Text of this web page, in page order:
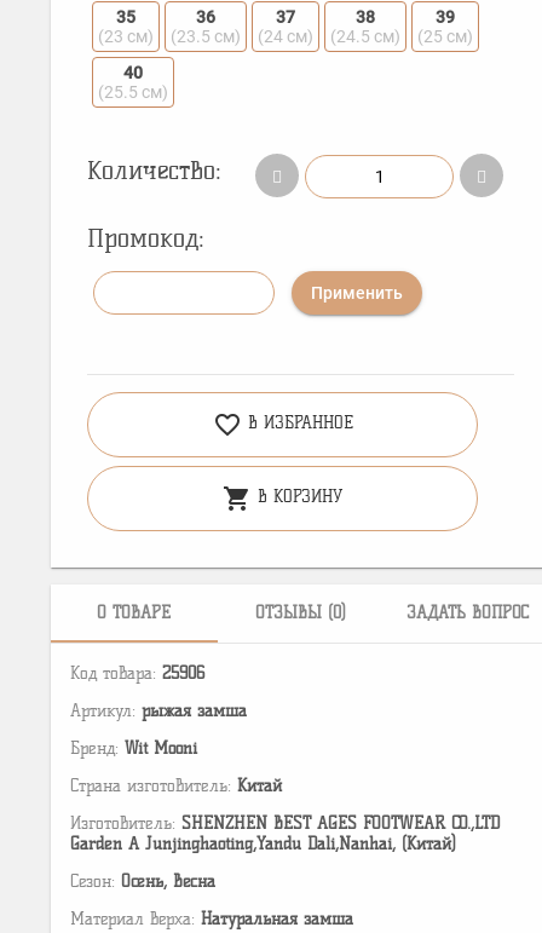
35
(23 см)
36
(23.5 см)
37
(24 см)
38
(24.5 см)
39
(25 см)
40
(25.5 см)
Количество:
Промокод:
Применить
favorite_border В ИЗБРАННОЕ
shopping_cart В КОРЗИНУ
О ТОВАРЕ ОТЗЫВЫ (0) ЗАДАТЬ ВОПРОС
Код товара: 25906
Артикул: рыжая замша
Бренд: Wit Mooni
Страна изготовитель: Китай
Изготовитель: SHENZHEN BEST AGES FOOTWEAR CO.,LTD
Garden A Junjinghaoting,Yandu Dali,Nanhai, (Китай)
Сезон: Осень, Весна
Материал верха: Натуральная замша